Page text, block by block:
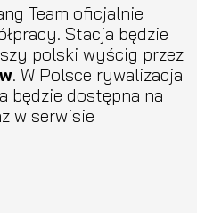
Team oficjalnie
Stacja będzie
polski wyścig przez
. W Polsce rywalizacja
będzie dostępna na
w serwisie